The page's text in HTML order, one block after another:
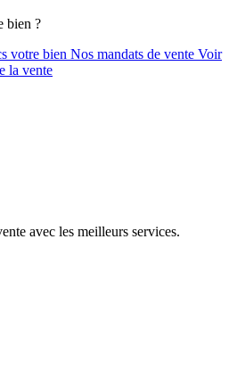
bien ?
votre bien Nos mandats de vente Voir
la vente
avec les meilleurs services.